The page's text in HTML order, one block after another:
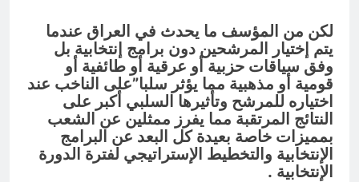
لكن من المؤسف ما يحدث في العراق عندما
يتم إختيار المرشحين دون برامج إنتخابية بل
وفق سياقات حزبية أو عرقية أو طائفية أو
قومية أو مذهبية مما يؤثر سلبا”على الناخب عند
اختياره للمرشح وتأثيرها السلبي أكبر على
النتائج المرتقبة مما يفرز ممثلين عن الشعب
بمميزات خاصة بعيدة كل البعد عن البرامج
الإنتخابية والتخطيط الإستراتيجي لفترة الدورة
الإنتخابية .